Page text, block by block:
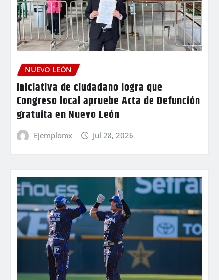
NUEVO LEÓN
Iniciativa de ciudadano logra que
Congreso local apruebe Acta de Defunción
gratuita en Nuevo León
Ejemplomx Jul 28, 2026